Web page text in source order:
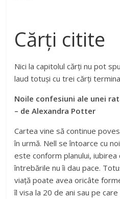
Cărți citite
Nici la capitolul cărți nu pot
laud totuși cu trei cărți
Noile confesiuni ale unei
– de Alexandra Potter
Cartea vine să continue
în urmă. Nell se întoarce cu
este conform planului, iubirea
întrebările nu îi dau pace.
viață poate avea oricâte
îl visa la 20 de ani sau pe